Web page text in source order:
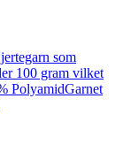
som
100 gram vilket
PolyamidGarnet